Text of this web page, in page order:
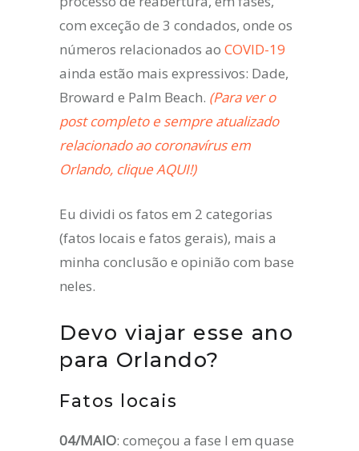
com exceção de 3 condados, onde os
números relacionados ao COVID-19
ainda estão mais expressivos: Dade,
Broward e Palm Beach. (Para ver o
post completo e sempre atualizado
relacionado ao coronavírus em
Orlando, clique AQUI!)
Eu dividi os fatos em 2 categorias
(fatos locais e fatos gerais), mais a
minha conclusão e opinião com base
neles.
Devo viajar esse ano
para Orlando?
Fatos locais
04/MAIO: começou a fase I em quase